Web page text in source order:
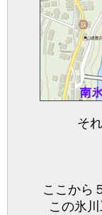
そ
ここから
この氷